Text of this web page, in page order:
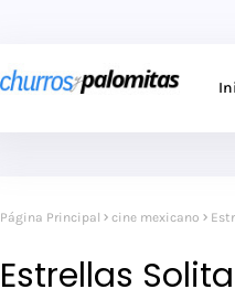
Página Principal cine mexicano
Estrellas